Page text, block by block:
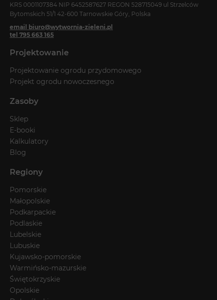
KRS 0001107384 NIP 6452587627 REGON 528715049 ul Strzelców
Bytomskich 51/1 42-600 Tarnowskie Góry, Polska
email biuro@wytwornia-zieleni.pl
tel 795 663 165
Projektowanie
Projektowanie ogrodu przydomowego
Projekt ogrodu nowoczesnego
Zasoby
Sklep
E-booki
Kalkulatory
Blog
Regiony
Pomorskie
Małopolskie
Podkarpackie
Podlaskie
Lubelskie
Lubuskie
Kujawsko-pomorskie
Warmińsko-mazurskie
Świętokrzyskie
Opolskie